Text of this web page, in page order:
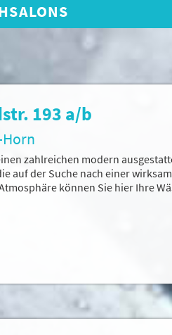
193 a/b
zahlreichen modern
auf der Suche nach einer
können Sie hier Ihre